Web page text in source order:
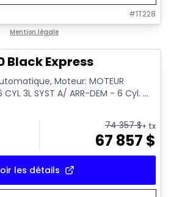
#1T228
Mention légale
Black Express
Moteur: MOTEUR
CYL 3L SYST A/ ARR-DEM - 6 Cyl. ...
74 357$+ tx
67 857 $
les détails